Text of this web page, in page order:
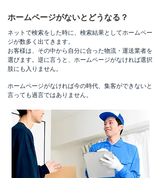
ホームページがないとどうなる？
ネットで検索をした時に、検索結果としてホームペー
ジが数多く出てきます。
お客様は、その中から自分に合った物流・運送業者を
選びます。​逆に言うと、ホームページがなければ選択
肢にも入りません。
ホームページがなければ今の時代、集客ができないと
言っても過言ではありません。